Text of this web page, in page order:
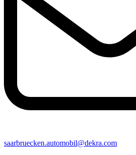
saarbruecken​.automobil@​dekra.com